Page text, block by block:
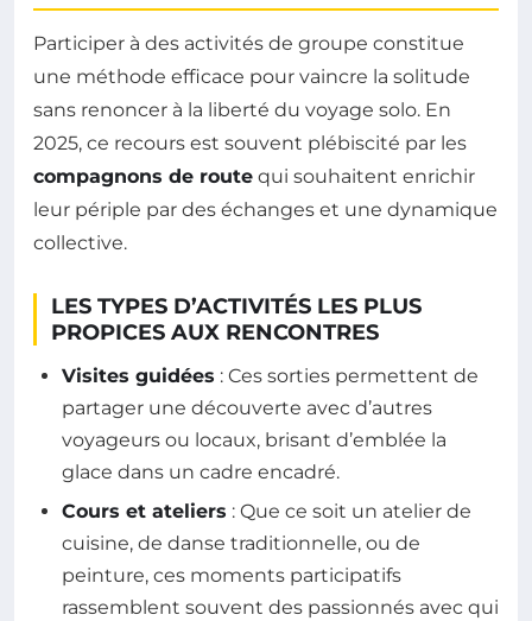
Participer à des activités de groupe constitue
une méthode efficace pour vaincre la solitude
sans renoncer à la liberté du voyage solo. En
2025, ce recours est souvent plébiscité par les
compagnons de route qui souhaitent enrichir
leur périple par des échanges et une dynamique
collective.
LES TYPES D’ACTIVITÉS LES PLUS
PROPICES AUX RENCONTRES
Visites guidées : Ces sorties permettent de
partager une découverte avec d’autres
voyageurs ou locaux, brisant d’emblée la
glace dans un cadre encadré.
Cours et ateliers : Que ce soit un atelier de
cuisine, de danse traditionnelle, ou de
peinture, ces moments participatifs
rassemblent souvent des passionnés avec qui